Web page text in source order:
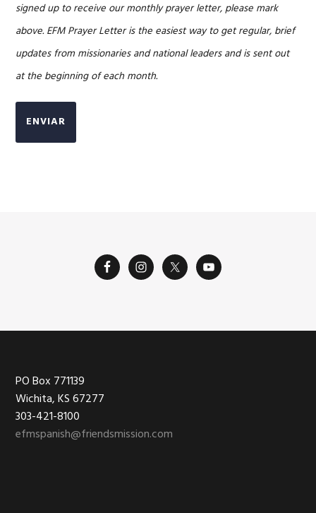
signed up to receive our monthly prayer letter, please mark
above. EFM Prayer Letter is the easiest way to get regular, brief
updates from missionaries and national leaders and is sent out
at the beginning of each month.
ENVIAR
Footer
PO Box 771139
Wichita, KS 67277
303-421-8100
efmspanish@friendsmission.com